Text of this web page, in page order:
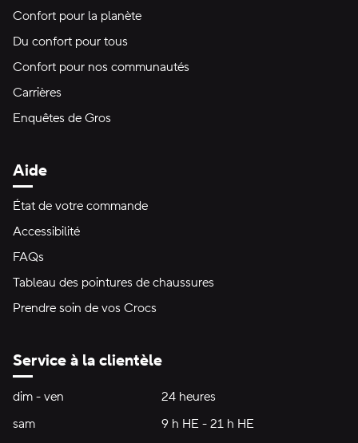
Confort pour la planète
Du confort pour tous
Confort pour nos communautés
Carrières
Enquêtes de Gros
Aide
État de votre commande
Accessibilité
FAQs
Tableau des pointures de chaussures
Prendre soin de vos Crocs
Service à la clientèle
Heures d'ouverture:
dim - ven dimanche à vendredi24 heures24 heures
sam
9 h HE - 21 h HE9 h HE - 21 h HE